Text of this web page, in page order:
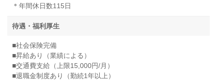
＊年間休日数115日
待遇・福利厚生
■社会保険完備
■昇給あり（業績による）
■交通費支給（上限15,000円/月）
■退職金制度あり（勤続1年以上）